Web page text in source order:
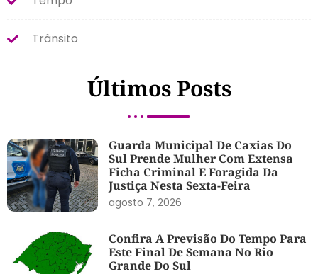
Trânsito
Últimos Posts
Guarda Municipal De Caxias Do
Sul Prende Mulher Com Extensa
Ficha Criminal E Foragida Da
Justiça Nesta Sexta-Feira
agosto 7, 2026
Confira A Previsão Do Tempo Para
Este Final De Semana No Rio
Grande Do Sul